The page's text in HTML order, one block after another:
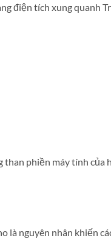
điện tích xung quanh
phiền máy tính của
là nguyên nhân khiến